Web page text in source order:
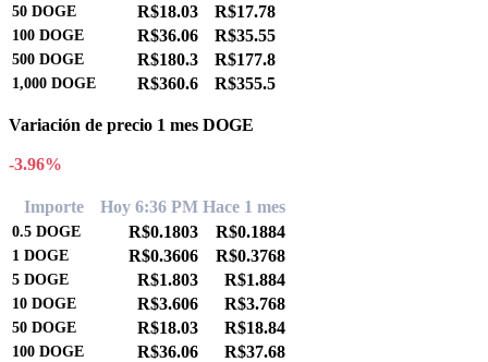
50 DOGE R$18.03 R$17.78
100 DOGE R$36.06 R$35.55
500 DOGE R$180.3 R$177.8
1,000 DOGE R$360.6 R$355.5
Variación de precio 1 mes DOGE
-3.96%
Importe Hoy 6:36 PM Hace 1 mes
0.5 DOGE R$0.1803 R$0.1884
1 DOGE R$0.3606 R$0.3768
5 DOGE R$1.803 R$1.884
10 DOGE R$3.606 R$3.768
50 DOGE R$18.03 R$18.84
100 DOGE R$36.06 R$37.68